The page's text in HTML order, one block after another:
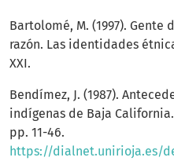
Bartolomé, M. (1997). Gente
razón. Las identidades
XXI.
Bendímez, J. (1987).
indígenas de Baja
pp. 11-46.
https://dialnet.unirioja.es/